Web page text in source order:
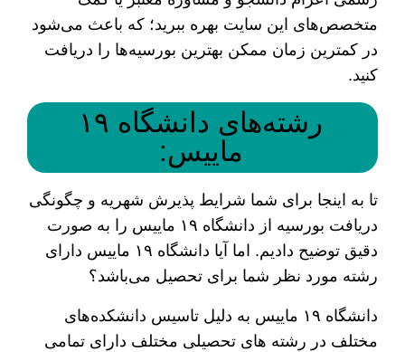
متخصص‌های این سایت بهره ببرید؛ که باعث می‌شود
در کمترین زمان ممکن بهترین بورسیه‌ها را دریافت
کنید.
رشته‌های دانشگاه ۱۹
ماییس:
تا به اینجا برای شما شرایط پذیرش شهریه و چگونگی
دریافت بورسیه از دانشگاه ۱۹ ماییس را به صورت
دقیق توضیح دادیم. اما آیا دانشگاه ۱۹ ماییس دارای
رشته مورد نظر شما برای تحصیل می‌باشد؟
دانشگاه ۱۹ ماییس به دلیل تاسیس دانشکده‌های
مختلف در رشته‌ های تحصیلی مختلف دارای تمامی